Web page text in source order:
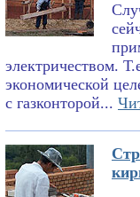
электричеством.
экономической
с газконторой...